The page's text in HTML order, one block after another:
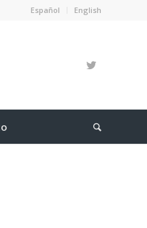
Español English